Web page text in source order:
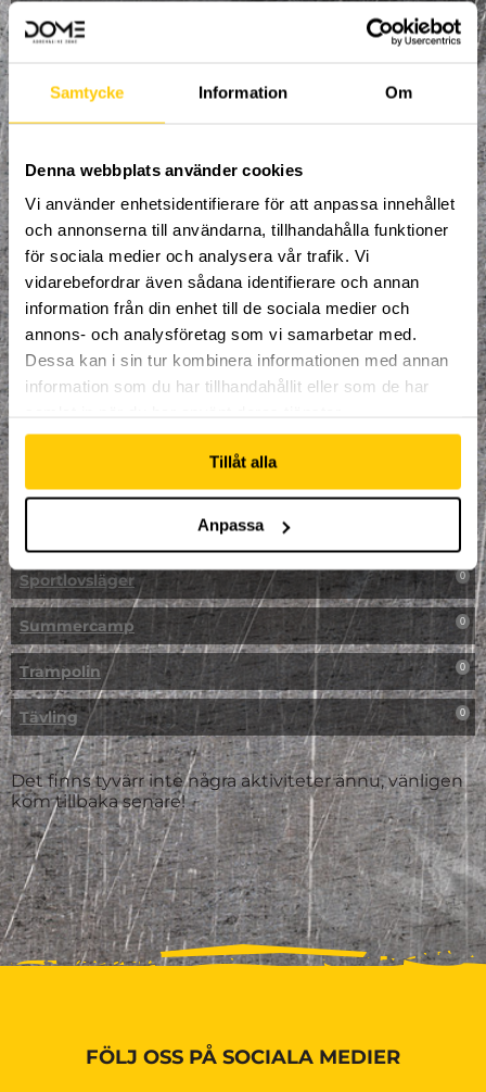
Samtycke Information Om
Denna webbplats använder cookies
Vi använder enhetsidentifierare för att anpassa innehållet
och annonserna till användarna, tillhandahålla funktioner
för sociala medier och analysera vår trafik. Vi
vidarebefordrar även sådana identifierare och annan
information från din enhet till de sociala medier och
annons- och analysföretag som vi samarbetar med.
Dessa kan i sin tur kombinera informationen med annan
information som du har tillhandahållit eller som de har
Tillåt alla
Anpassa
Kickbike 0
Klättring
LAN
Multisport
Mässa
NPF-Träning
Parkour
Påsk på Dome
Påsklovsläger 0
Skateboard 0
Sportlovsläger 0
Summercamp 0
Trampolin 0
Tävling 0
Det finns tyvärr inte några aktiviteter ännu, vänligen
kom tillbaka senare!
FÖLJ OSS PÅ SOCIALA MEDIER